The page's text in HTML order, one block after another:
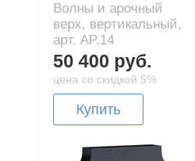
Волны и арочный
верх, вертикальный,
арт. AP.14
50 400 руб.
цена со скидкой 5%
Купить